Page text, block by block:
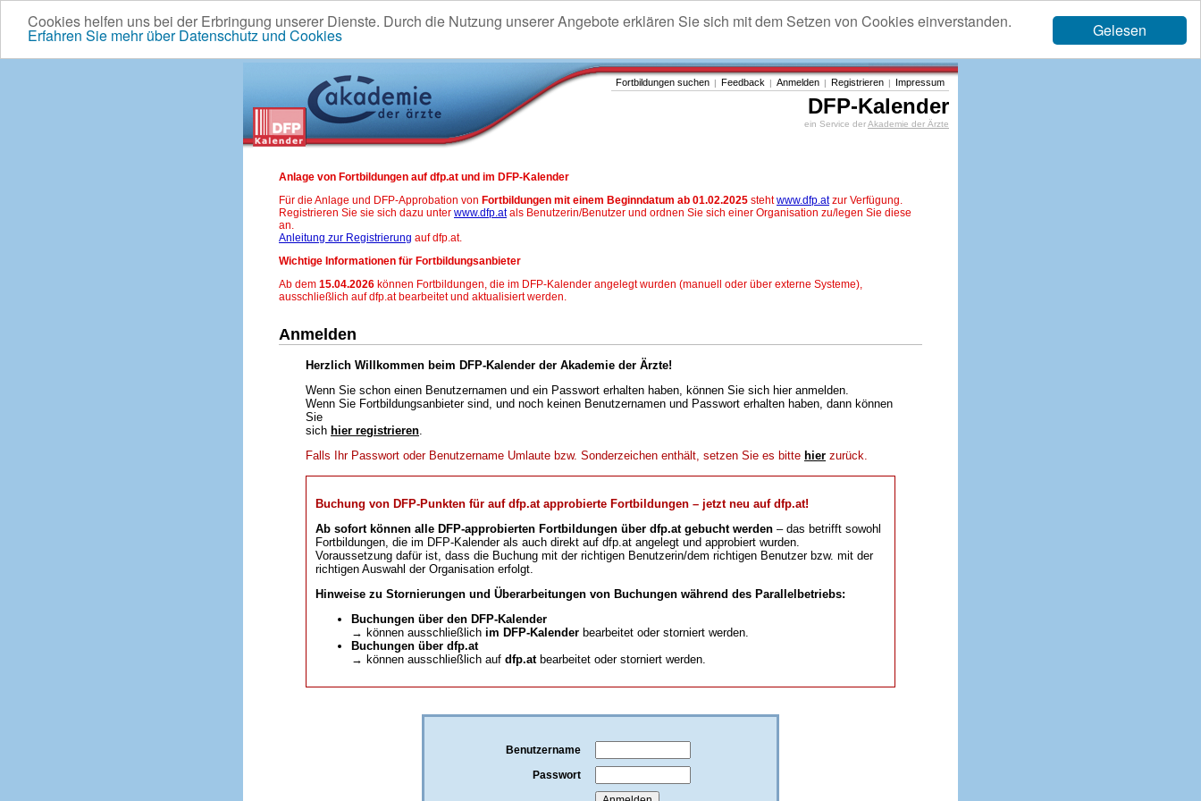
Gelesen
Cookies helfen uns bei der Erbringung unserer Dienste. Durch die Nutzung unserer Angebote erklären Sie sich mit dem Setzen von Cookies einverstanden.
Erfahren Sie mehr über Datenschutz und Cookies
Fortbildungen suchen | Feedback | Anmelden | Registrieren | Impressum
DFP-Kalender
ein Service derAkademie der Ärzte
Anlage von Fortbildungen auf dfp.at und im DFP-Kalender
Für die Anlage und DFP-Approbation von Fortbildungen mit einem Beginndatum ab 01.02.2025 stehtwww.dfp.atzur Verfügung.
Registrieren Sie sie sich dazu unter www.dfp.atals Benutzerin/Benutzer und ordnen Sie sich einer Organisation zu/legen Sie diese
an.
Anleitung zur Registrierung auf dfp.at.
Wichtige Informationen für Fortbildungsanbieter
Ab dem 15.04.2026 können Fortbildungen, die im DFP-Kalender angelegt wurden (manuell oder über externe Systeme),
ausschließlich auf dfp.at bearbeitet und aktualisiert werden.
Anmelden
Herzlich Willkommen beim DFP-Kalender der Akademie der Ärzte!
Wenn Sie schon einen Benutzernamen und ein Passwort erhalten haben, können Sie sich hier anmelden.
Wenn Sie Fortbildungsanbieter sind, und noch keinen Benutzernamen und Passwort erhalten haben, dann können
Sie
sich hier registrieren.
Falls Ihr Passwort oder Benutzername Umlaute bzw. Sonderzeichen enthält, setzen Sie es bitte hier zurück.
Buchung von DFP-Punkten für auf dfp.at approbierte Fortbildungen – jetzt neu auf dfp.at!
Ab sofort können alle DFP-approbierten Fortbildungen über dfp.at gebucht werden – das betrifft sowohl
Fortbildungen, die im DFP-Kalender als auch direkt auf dfp.at angelegt und approbiert wurden.
Voraussetzung dafür ist, dass die Buchung mit der richtigen Benutzerin/dem richtigen Benutzer bzw. mit der
richtigen Auswahl der Organisation erfolgt.
Hinweise zu Stornierungen und Überarbeitungen von Buchungen während des Parallelbetriebs:
Buchungen über den DFP-Kalender
→ können ausschließlich im DFP-Kalender bearbeitet oder storniert werden.
Buchungen über dfp.at
→ können ausschließlich auf dfp.atbearbeitet oder storniert werden.
Benutzername
Passwort